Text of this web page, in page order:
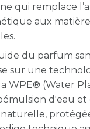
qui remplace
aux
du parfum
sur une
WPE® (Water
d'eau et